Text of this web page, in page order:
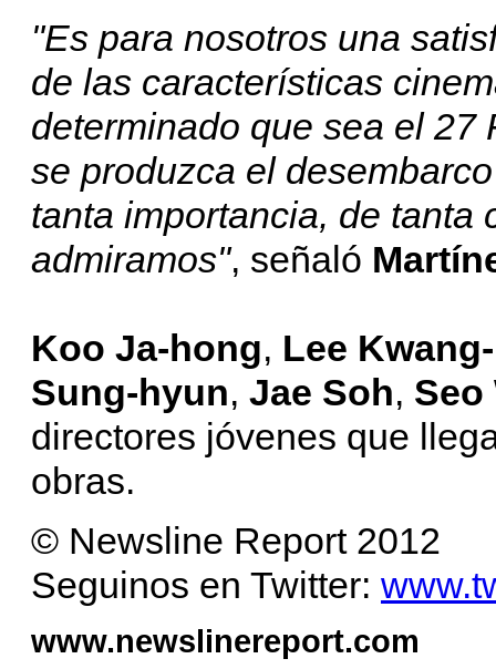
"Es para nosotros una
de las características
determinado que sea el 27
se produzca el
tanta importancia, de tanta
admiramos", señaló
Koo Ja-hong, Lee
Sung-hyun, Jae Soh, Seo
directores jóvenes que
obras.
© Newsline Report 2012
Seguinos en Twitter:
www.newslinereport.com